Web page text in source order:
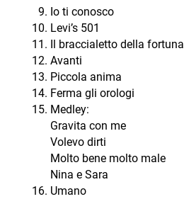
Io ti conosco
Levi’s 501
Il braccialetto della fortuna
Avanti
Piccola anima
Ferma gli orologi
Medley:
Gravita con me
Volevo dirti
Molto bene molto male
Nina e Sara
Umano